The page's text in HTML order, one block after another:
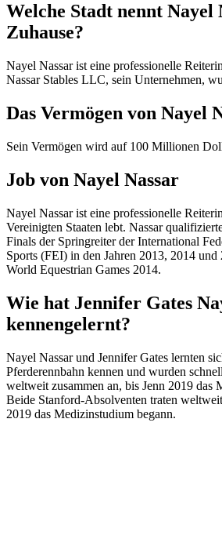
Welche Stadt nennt Nayel
Zuhause?
Nayel Nassar ist eine professionelle
Nassar Stables LLC, sein Unternehmen,
Das Vermögen von Nayel
Sein Vermögen wird auf 100 Millionen
Job von Nayel Nassar
Nayel Nassar ist eine professionelle
Vereinigten Staaten lebt. Nassar
Finals der Springreiter der International
Sports (FEI) in den Jahren 2013, 2014
World Equestrian Games 2014.
Wie hat Jennifer Gates
kennengelernt?
Nayel Nassar und Jennifer Gates lernten
Pferderennbahn kennen und wurden
weltweit zusammen an, bis Jenn 2019 das
Beide Stanford-Absolventen traten
2019 das Medizinstudium begann.